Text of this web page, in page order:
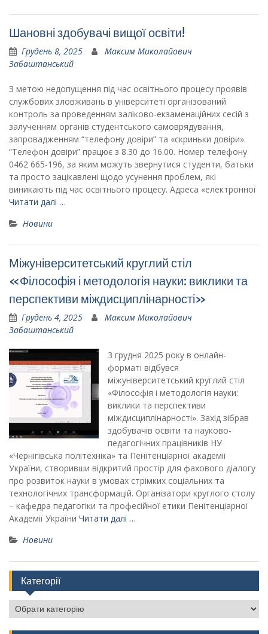
Шановні здобувачі вищої освіти!
Грудень 8, 2025
Максим Миколайович
Забаштанський
З метою недопущення під час освітнього процесу проявів
службових зловживань в університеті організований
контроль за проведенням заліково-екзаменаційних сесій з
залученням органів студентського самоврядування,
запровадженням “телефону довіри” та «скриньки довіри».
“Телефон довіри” працює з 8.30 до 16.00. Номер телефону
0462 665-196, за яким можуть звернутися студенти, батьки
та просто зацікавлені щодо усунення проблем, які
виникають під час освітнього процесу. Адреса «електронної
Читати далі …
Новини
Міжуніверситетський круглий стіл
«Філософія і методологія науки: виклики та
перспективи міждисциплінарності»
Грудень 4, 2025
Максим Миколайович
Забаштанський
3 грудня 2025 року в онлайн-
форматі відбувся
міжуніверситетський круглий стіл
«Філософія і методологія науки:
виклики та перспективи
міждисциплінарності». Захід зібрав
здобувачів освіти та науково-
педагогічних працівників НУ
«Чернігівська політехніка» та Пенітенціарної академії
України, створивши відкритий простір для фахового діалогу
про розвиток науки в умовах стрімких соціальних та
технологічних трансформацій. Організатори круглого столу
– кафедра педагогіки та професійної етики Пенітенціарної
Академії України Читати далі …
Новини
Категорії
Категорії